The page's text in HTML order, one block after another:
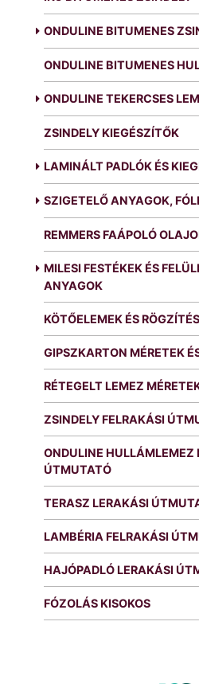
ONDULINE BITUMENES
ONDULINE BITUMENES
ONDULINE TEKERCSES
ZSINDELY KIEGÉSZÍTŐK
LAMINÁLT PADLÓK ÉS
SZIGETELŐ ANYAGOK,
REMMERS FAÁPOLÓ
MILESI FESTÉKEK ÉS
ANYAGOK
KÖTŐELEMEK ÉS
GIPSZKARTON MÉRETEK
RÉTEGELT LEMEZ
ZSINDELY FELRAKÁSI
ONDULINE HULLÁMLEMEZ
ÚTMUTATÓ
TERASZ LERAKÁSI
LAMBÉRIA FELRAKÁSI
HAJÓPADLÓ LERAKÁSI
FÓZOLÁS KISOKOS